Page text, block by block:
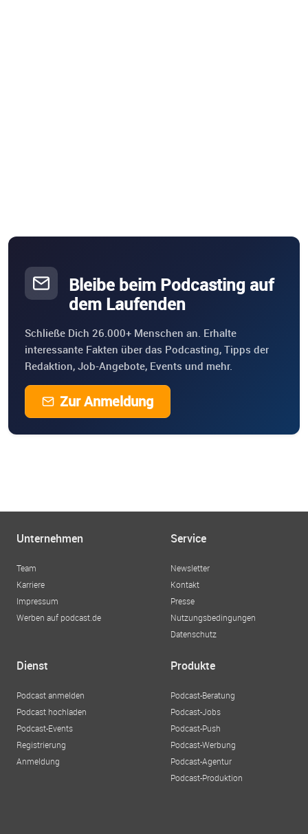
Bleibe beim Podcasting auf
dem Laufenden
Schließe Dich 26.000+ Menschen an. Erhalte
interessante Fakten über das Podcasting, Tipps der
Redaktion, Job-Angebote, Events und mehr.
Zur Anmeldung
Unternehmen
Team
Karriere
Impressum
Werben auf podcast.de
Service
Newsletter
Kontakt
Presse
Nutzungsbedingungen
Datenschutz
Dienst
Podcast anmelden
Podcast hochladen
Podcast-Events
Registrierung
Anmeldung
Produkte
Podcast-Beratung
Podcast-Jobs
Podcast-Push
Podcast-Werbung
Podcast-Agentur
Podcast-Produktion